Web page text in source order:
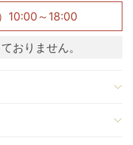
10:00～18:00
おりません。